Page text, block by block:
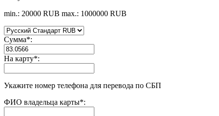
min.: 20000 RUB max.: 1000000 RUB
Сумма*:
На карту*:
Укажите номер телефона для перевода по СБП
ФИО владельца карты*: